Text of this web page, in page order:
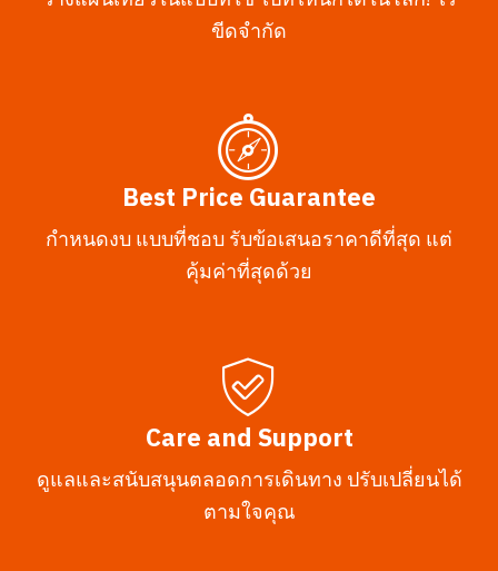
ขีดจำกัด
Best Price Guarantee
กำหนดงบ แบบที่ชอบ รับข้อเสนอราคาดีที่สุด แต่
คุ้มค่าที่สุดด้วย
Care and Support
ดูแลและสนับสนุนตลอดการเดินทาง ปรับเปลี่ยนได้
ตามใจคุณ